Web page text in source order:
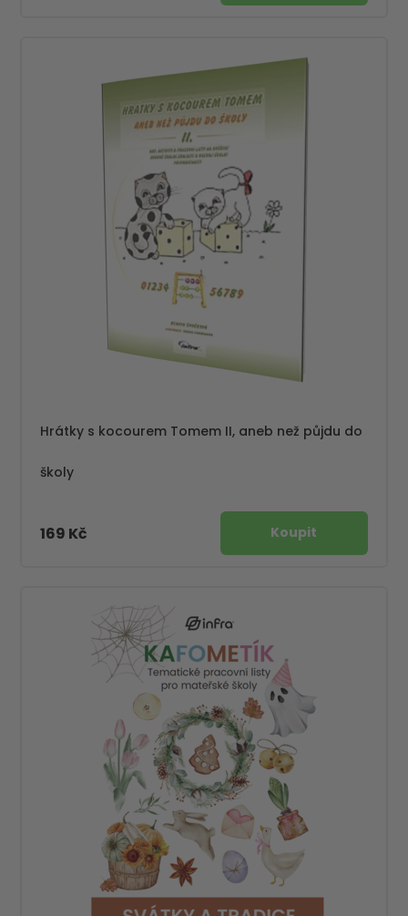
Hrátky s kocourem Tomem II, aneb než půjdu do
školy
169 Kč